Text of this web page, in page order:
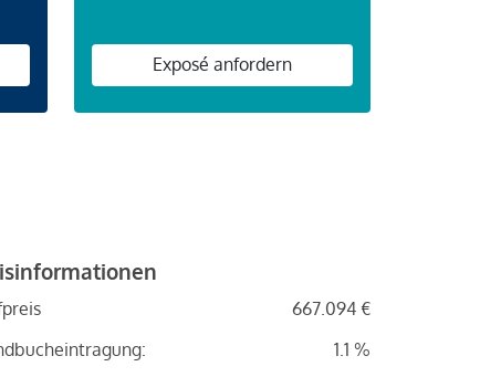
Exposé anfordern
667.094 €
1.1 %